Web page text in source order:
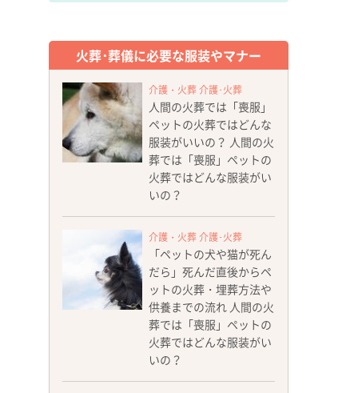
火葬･葬儀に必要な服装やマナー
介護・火葬 介護･火葬
人間の火葬では「喪服」
ペットの火葬ではどんな
服装がいいの？ 人間の火
葬では「喪服」ペットの
火葬ではどんな服装がい
いの？
介護・火葬 介護･火葬
「ペットの犬や猫が死ん
だら」死んだ直後からペ
ットの火葬・埋葬方法や
供養までの流れ 人間の火
葬では「喪服」ペットの
火葬ではどんな服装がい
いの？